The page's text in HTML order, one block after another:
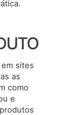
sites
as
como
e